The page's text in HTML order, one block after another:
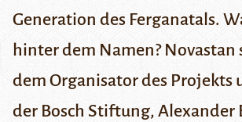
Generation des Ferganatals.
hinter dem Namen? Novastan
dem Organisator des Projekts
der Bosch Stiftung, Alexander